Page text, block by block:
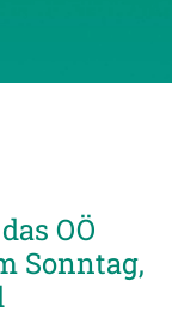
OÖ
Sonntag,